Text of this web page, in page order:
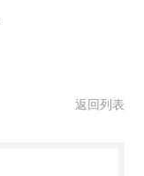
返回列表